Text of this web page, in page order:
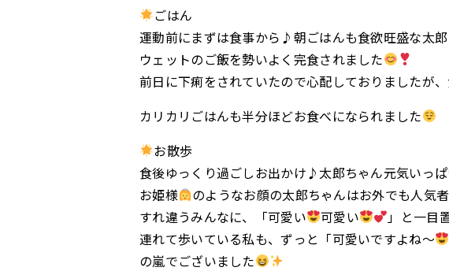
ごはん
運動前にまずは食事から♪朝ごはんも食欲旺盛な太
ウェットのご飯を勢いよく完食されました
前日に下痢をされていたので心配しておりましたが
カリカリごはんも半分ほどお食べになられました
お散歩
食後ゆっくり過ごしお出かけ♪太郎ちゃん元気いっ
お姫様
のようなお顔の太郎ちゃんはお外でも人気
すれ違うみんなに、「可愛い
可愛い
」と一目
連れて歩いている私も、ずっと「可愛いですよね〜
の嵐でございました